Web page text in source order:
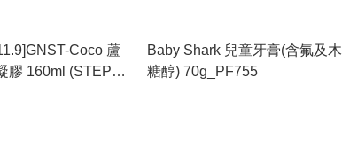
Coco 蘆
膠 160ml (STEP
Baby Shark 兒童牙膏(含氟及木
糖醇) 70g_PF755